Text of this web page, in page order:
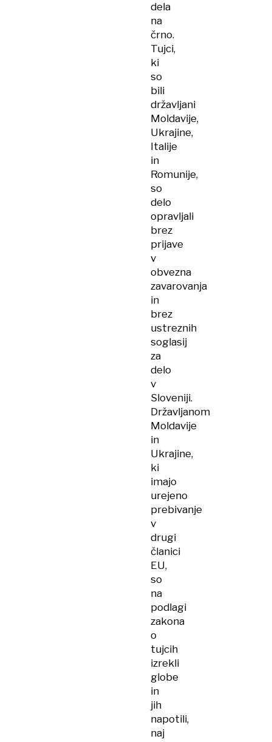
dela
na
črno.
Tujci,
ki
so
bili
državljani
Moldavije,
Ukrajine,
Italije
in
Romunije,
so
delo
opravljali
brez
prijave
v
obvezna
zavarovanja
in
brez
ustreznih
soglasij
za
delo
v
Sloveniji.
Državljanom
Moldavije
in
Ukrajine,
ki
imajo
urejeno
prebivanje
v
drugi
članici
EU,
so
na
podlagi
zakona
o
tujcih
izrekli
globe
in
jih
napotili,
naj